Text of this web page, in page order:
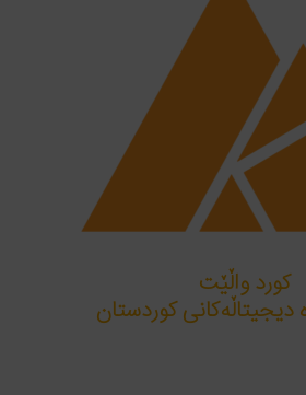
کورد واڵێت
دیجیتاڵەکانی کوردستان